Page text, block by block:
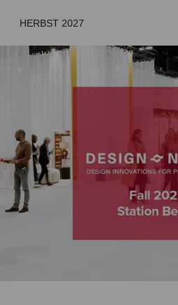
HERBST 2027